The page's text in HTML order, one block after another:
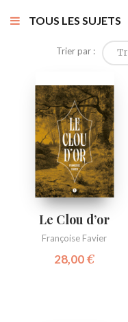
TOUS LES SUJETS
Trier par :
Le Clou d’or
Françoise Favier
28,00€